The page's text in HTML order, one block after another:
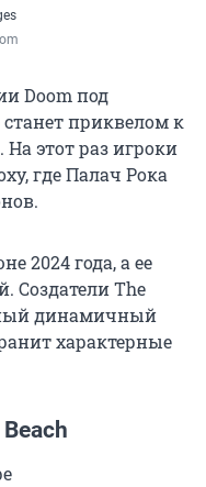
Doom под
станет приквелом к
На этот раз игроки
где Палач Рока
2024 года, а ее
Создатели The
динамичный
характерные